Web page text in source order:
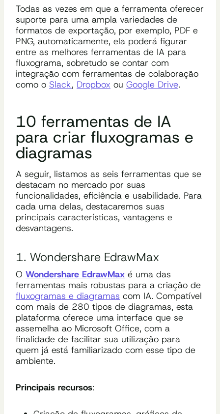
Todas as vezes em que a ferramenta oferecer
suporte para uma ampla variedades de
formatos de exportação, por exemplo, PDF e
PNG, automaticamente, ela poderá figurar
entre as melhores ferramentas de IA para
fluxograma, sobretudo se contar com
integração com ferramentas de colaboração
como o Slack, Dropbox ou Google Drive.
10 ferramentas de IA
para criar fluxogramas e
diagramas
A seguir, listamos as seis ferramentas que se
destacam no mercado por suas
funcionalidades, eficiência e usabilidade. Para
cada uma delas, destacaremos suas
principais características, vantagens e
desvantagens.
1. Wondershare EdrawMax
O Wondershare EdrawMax é uma das
ferramentas mais robustas para a criação de
fluxogramas e diagramas com IA. Compatível
com mais de 280 tipos de diagramas, esta
plataforma oferece uma interface que se
assemelha ao Microsoft Office, com a
finalidade de facilitar sua utilização para
quem já está familiarizado com esse tipo de
ambiente.
Principais recursos: